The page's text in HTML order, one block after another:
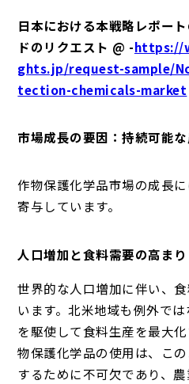
日本における本戦略レポー
ドのリクエスト @ -https://
ghts.jp/request-sample/
tection-chemicals-market
市場成長の要因：持続可能
作物保護化学品市場の成長
寄与しています。
人口増加と食料需要の高まり
世界的な人口増加に伴い、
います。北米地域も例外で
を駆使して食料生産を最大
物保護化学品の使用は、こ
するために不可欠であり、